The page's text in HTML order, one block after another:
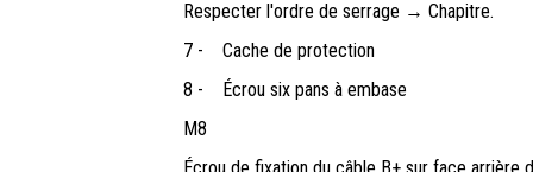
Respecter l'ordre de serrage → Chapitre.
7 -
Cache de protection
8 -
Écrou six pans à embase
M8